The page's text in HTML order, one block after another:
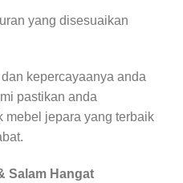
yang disesuaikan
kepercayaanya anda
pastikan anda
mebel jepara yang terbaik
Salam Hangat